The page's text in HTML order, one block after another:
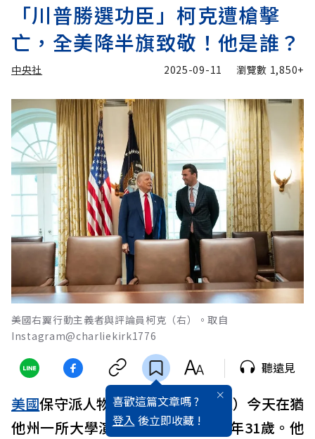
「川普勝選功臣」柯克遭槍擊
亡，全美降半旗致敬！他是誰？
中央社 2025-09-11 瀏覽數 1,850+
美國右翼行動主義者與評論員柯克（右）。取自
Instagram@charliekirk1776
喜歡這篇文章嗎 ?
登入 後立即收藏 !
聽遠見
美國保守派人物柯克（Charlie Kirk）今天在猶
他州一所大學演講遭槍擊身亡，享年31歲。他